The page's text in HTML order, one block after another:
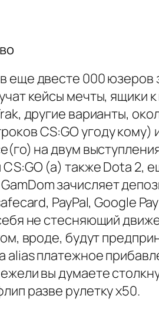
еще двесте 000
кейсы мечты,
другие варианты,
CS:GO угоду
на двум
(а) также Dota 2,
зачисляет
PayPal, Google
не стесняющий
вроде, будут
alias платежное
вы думаете
разве рулетку x50.